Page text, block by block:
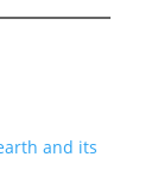
and its